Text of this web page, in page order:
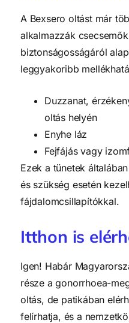
A Bexsero oltást már
alkalmazzák
biztonságosságáról
leggyakoribb
Duzzanat,
oltás helyén
Enyhe láz
Fejfájás vagy
Ezek a tünetek
és szükség esetén
fájdalomcsillapítókkal.
Itthon is
Igen! Habár
része a gonorrhoea-
oltás, de patikában
felírhatja, és a